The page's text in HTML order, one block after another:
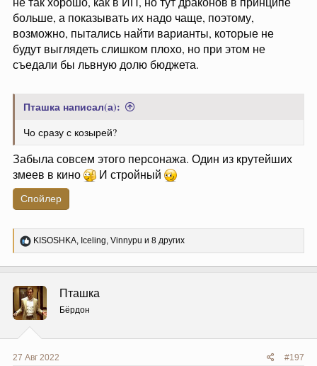
больше, а показывать их надо чаще, поэтому,
возможно, пытались найти варианты, которые не
будут выглядеть слишком плохо, но при этом не
съедали бы львную долю бюджета.
Пташка написал(а):
Чо сразу с козырей?
Забыла совсем этого персонажа. Один из крутейших
змеев в кино
И стройный
Спойлер
Р
е
ц
и
и
:
KISOSHKA, Iceling, Vinnypu и 8 других
Пташка
Бёрдон
27 Авг 2022 #197